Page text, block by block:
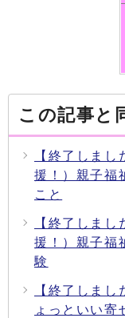
この記事と
【終了しま
援！）親子
こと
【終了しま
援！）親子
験
【終了しま
ょっといい寄